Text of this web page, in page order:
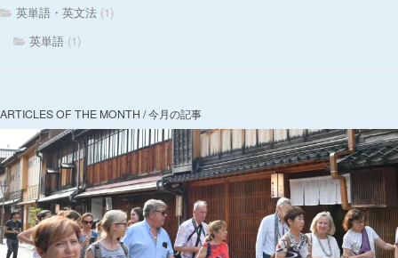
英単語・英文法 (1)
英単語 (1)
ARTICLES OF THE MONTH / 今月の記事